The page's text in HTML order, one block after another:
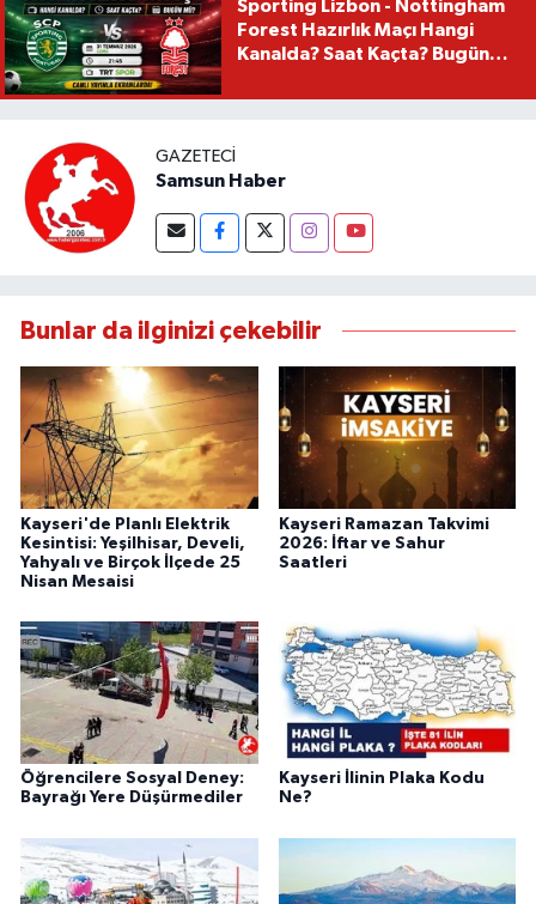
Sporting Lizbon - Nottingham
Forest Hazırlık Maçı Hangi
Kanalda? Saat Kaçta? Bugün
GAZETECI
Samsun Haber
Bunlar da ilginizi çekebilir
Kayseri'de Planlı Elektrik
Kesintisi: Yeşilhisar, Develi,
Yahyalı ve Birçok İlçede 25
Nisan Mesaisi
Kayseri Ramazan Takvimi
2026: İftar ve Sahur
Saatleri
Öğrencilere Sosyal Deney:
Bayrağı Yere Düşürmediler
Kayseri İlinin Plaka Kodu
Ne?